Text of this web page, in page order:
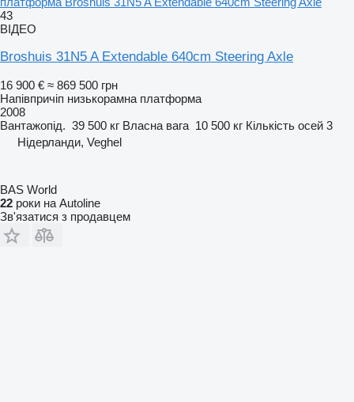
43
ВІДЕО
Broshuis 31N5 A Extendable 640cm Steering Axle
16 900 € ≈ 869 500 грн
Напівпричіп низькорамна платформа
2008
Вантажопід. 39 500 кг Власна вага 10 500 кг Кількість осей 3
Нідерланди, Veghel
BAS World
22 роки на Autoline
Зв'язатися з продавцем